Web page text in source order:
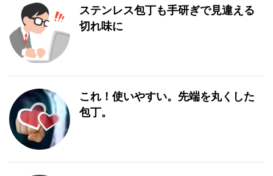
ステンレス包丁も手研ぎで見違える
切れ味に
これ！使いやすい。先端を丸くした
包丁。